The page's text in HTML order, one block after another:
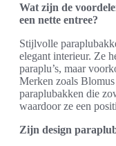
Wat zijn de
een nette entree?
Stijlvolle
elegant interieur. Ze
paraplu’s, maar
Merken zoals
paraplubakken die
waardoor ze een
Zijn design